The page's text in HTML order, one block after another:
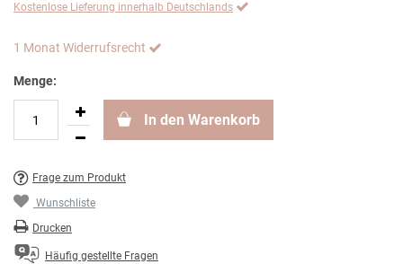
Kostenlose Lieferung innerhalb Deutschlands
1 Monat Widerrufsrecht
Menge:
In den Warenkorb
Frage zum Produkt
Wunschliste
Drucken
Häufig gestellte Fragen